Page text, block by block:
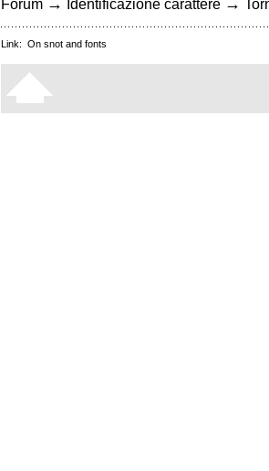
Forum Identificazione carattere
Link: On snot and fonts